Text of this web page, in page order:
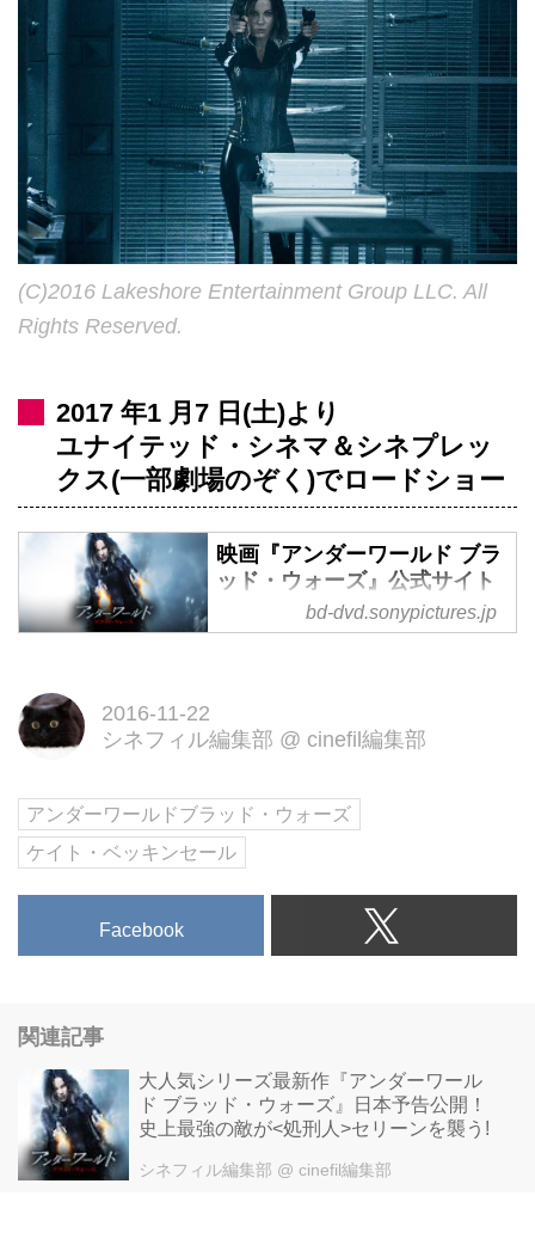
(C)2016 Lakeshore Entertainment Group LLC. All
Rights Reserved.
2017 年1 月7 日(土)より
ユナイテッド・シネマ＆シネプレッ
クス(一部劇場のぞく)でロードショー
映画『アンダーワールド ブラ
ッド・ウォーズ』公式サイト
| ソニー・ピクチャーズ
ワールド ブラッド・ウォーズ』
bd-dvd.sonypictures.jp
2016-11-22
シネフィル編集部 @ cinefil編集部
アンダーワールドブラッド・ウォーズ
ケイト・ベッキンセール
Facebook
関連記事
大人気シリーズ最新作『アンダーワール
ド ブラッド・ウォーズ』日本予告公開！
史上最強の敵が<処刑人>セリーンを襲う!
シネフィル編集部 @ cinefil編集部